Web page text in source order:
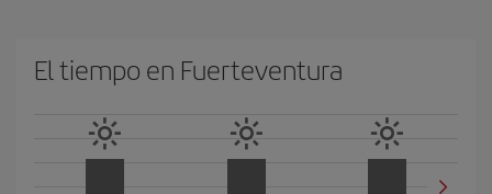
El tiempo en Fuerteventura